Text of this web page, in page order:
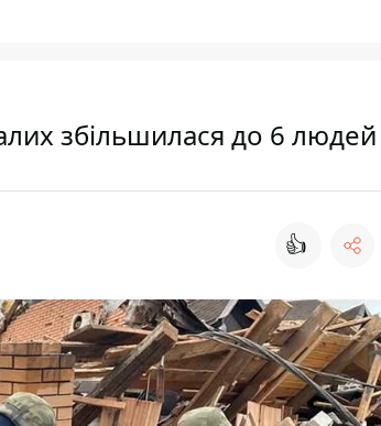
збільшилася до 6 людей
👍